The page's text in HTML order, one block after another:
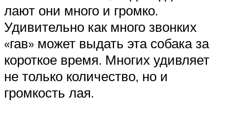
лают они много и громко.
Удивительно как много звонких
«гав» может выдать эта собака за
короткое время. Многих удивляет
не только количество, но и
громкость лая.